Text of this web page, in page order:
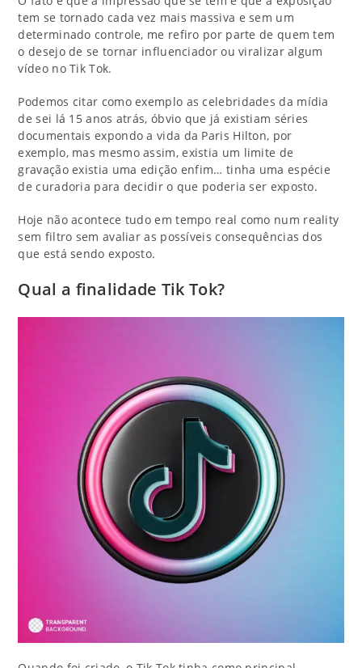
tem se tornado cada vez mais massiva e sem um
determinado controle, me refiro por parte de quem tem
o desejo de se tornar influenciador ou viralizar algum
vídeo no Tik Tok.
Podemos citar como exemplo as celebridades da mídia
de sei lá 15 anos atrás, óbvio que já existiam séries
documentais expondo a vida da Paris Hilton, por
exemplo, mas mesmo assim, existia um limite de
gravação existia uma edição enfim… tinha uma espécie
de curadoria para decidir o que poderia ser exposto.
Hoje não acontece tudo em tempo real como num reality
sem filtro sem avaliar as possíveis consequências dos
que está sendo exposto.
Qual a finalidade Tik Tok?